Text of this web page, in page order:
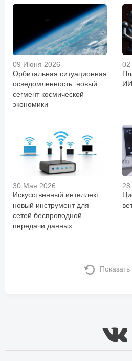
09 Июня 2026
Орбитальная ситуационная
осведомленность: новый
сегмент космической
экономики
30 Мая 2026
Искусственный интеллект:
новый инструмент для
сетей беспроводной
передачи данных